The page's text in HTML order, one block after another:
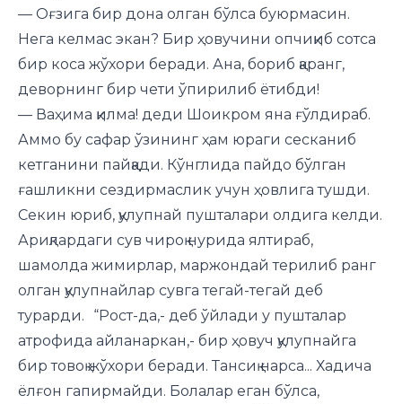
— Оғзига бир дона олган бўлса буюрмасин.
Нега келмас экан? Бир ҳовучини опчиқиб сотса
бир коса жўхори беради. Ана, бориб қаранг,
деворнинг бир чети ўпирилиб ётибди!
— Ваҳима қилма! деди Шоикром яна ғўлдираб.
Аммо бу сафар ўзининг ҳам юраги сесканиб
кетганини пайқади. Кўнглида пайдо бўлган
ғашликни сездирмаслик учун ҳовлига тушди.
Секин юриб, қулупнай пушталари олдига келди.
Ариқлардаги сув чироқ нурида ялтираб,
шамолда жимирлар, маржондай терилиб ранг
олган қулупнайлар сувга тегай-тегай деб
турарди. “Рост-да,- деб ўйлади у пушталар
атрофида айланаркан,- бир ҳовуч қулупнайга
бир товоқ жўхори беради. Тансиқ нарса... Хадича
ёлғон гапирмайди. Болалар еган бўлса,